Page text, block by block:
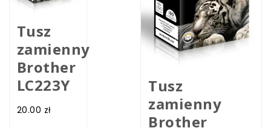
Tusz
zamienny
Brother
LC223Y
20.00 zł
Tusz
zamienny
Brother